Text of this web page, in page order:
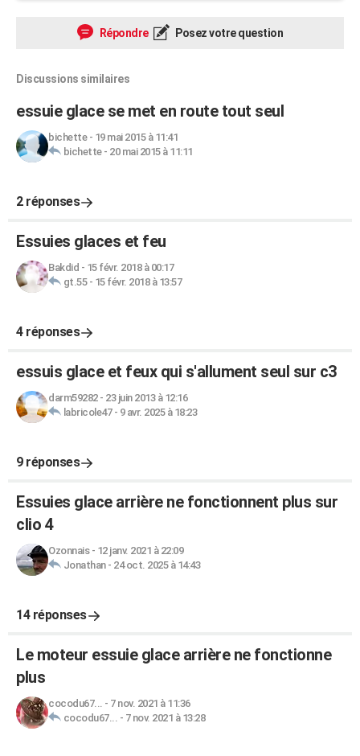
Répondre Posez votre question
Discussions similaires
essuie glace se met en route tout seul
bichette- 19 mai 2015 à 11:41
bichette- 20 mai 2015 à 11:11
2 réponses
Essuies glaces et feu
Bakdid - 15 févr. 2018 à 00:17
gt.55- 15 févr. 2018 à 13:57
4 réponses
essuis glace et feux qui s'allument seul sur c3
darm59282- 23 juin 2013 à 12:16
labricole47- 9 avr. 2025 à 18:23
9 réponses
Essuies glace arrière ne fonctionnent plus sur
clio 4
Ozonnais- 12 janv. 2021 à 22:09
Jonathan- 24 oct. 2025 à 14:43
14 réponses
Le moteur essuie glace arrière ne fonctionne
plus
cocodu67... - 7 nov. 2021 à 11:36
cocodu67... - 7 nov. 2021 à 13:28